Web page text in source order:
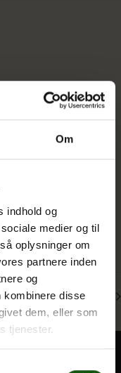
Om
indhold og
medier og til
oplysninger om
partnere inden
og
kombinere disse
dem, eller som
tjenester.
SRP (3g)